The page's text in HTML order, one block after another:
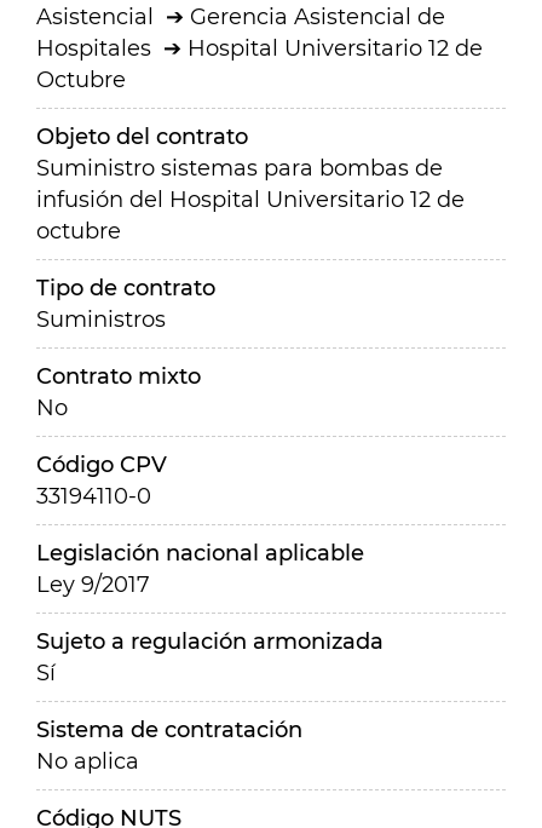
Asistencial
Gerencia Asistencial de
Hospitales
Hospital Universitario 12 de
Octubre
Objeto del contrato
Suministro sistemas para bombas de
infusión del Hospital Universitario 12 de
octubre
Tipo de contrato
Suministros
Contrato mixto
No
Código CPV
33194110-0
Legislación nacional aplicable
Ley 9/2017
Sujeto a regulación armonizada
Sí
Sistema de contratación
No aplica
Código NUTS